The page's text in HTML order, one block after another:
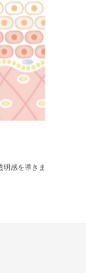
明感を導きま